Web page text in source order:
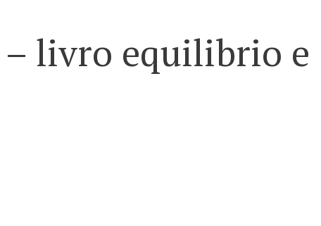
livro equilibrio e